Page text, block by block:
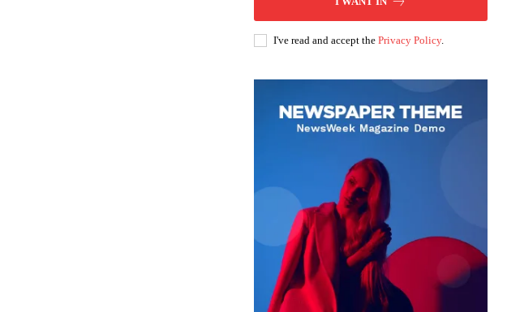
I've read and accept the Privacy Policy.